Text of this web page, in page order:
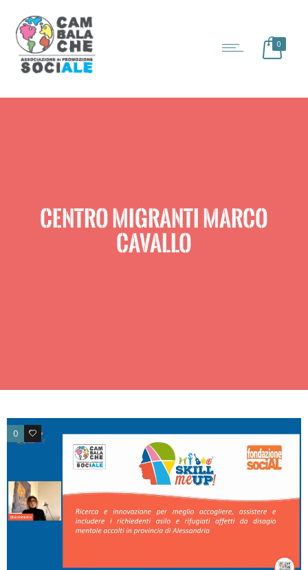
0
CENTRO MIGRANTI MARCO
CAVALLO
0 0